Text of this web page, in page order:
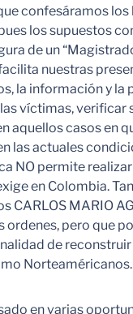
confesáramos
los supuestos
de un
nuestras
la información y
víctimas, verificar
aquellos casos en
las actuales
NO permite
en Colombia.
CARLOS MARIO
pero que
de
Norteaméricanos.
en varias